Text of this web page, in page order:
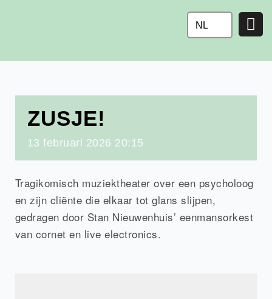
NL
ZUSJE!
13 februari 2026 20:15
Tragikomisch muziektheater over een psycholoog
en zijn cliënte die elkaar tot glans slijpen,
gedragen door Stan Nieuwenhuis’ eenmansorkest
van cornet en live electronics.